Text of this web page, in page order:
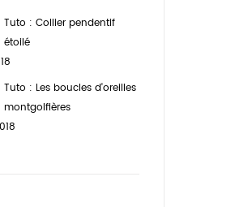
Tuto : Collier pendentif
étoilé
Tuto : Les boucles d'oreilles
montgolfières